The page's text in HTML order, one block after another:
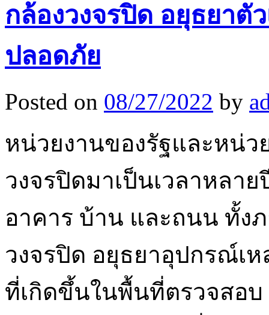
กล้องวงจรปิด อยุธยาตั
ปลอดภัย
Posted on 08/27/2022 by
หน่วยงานของรัฐและหน่
วงจรปิดมาเป็นเวลาหลา
อาคาร บ้าน และถนน ทั้ง
วงจรปิด อยุธยาอุปกรณ์เ
ที่เกิดขึ้นในพื้นที่ตรวจสอบ